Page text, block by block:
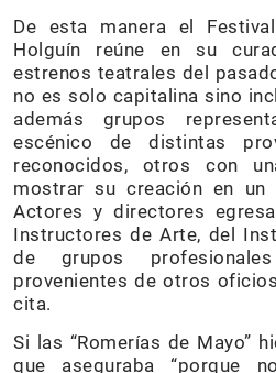
De esta manera el
Holguín reúne en su
estrenos teatrales del
no es solo capitalina sino
además grupos
escénico de distintas
reconocidos, otros con
mostrar su creación en un
Actores y directores
Instructores de Arte, del
de grupos
provenientes de otros
cita.
Si las “Romerías de Mayo”
que aseguraba “porque